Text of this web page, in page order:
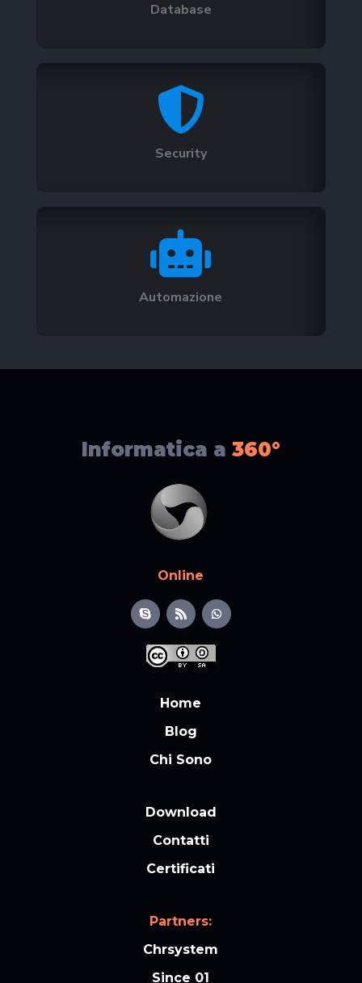
Database

Security

Automazione
Informatica a 360°
Online
Home
Blog
Chi Sono
Download
Contatti
Certificati
Partners:
Chrsystem
Since 01